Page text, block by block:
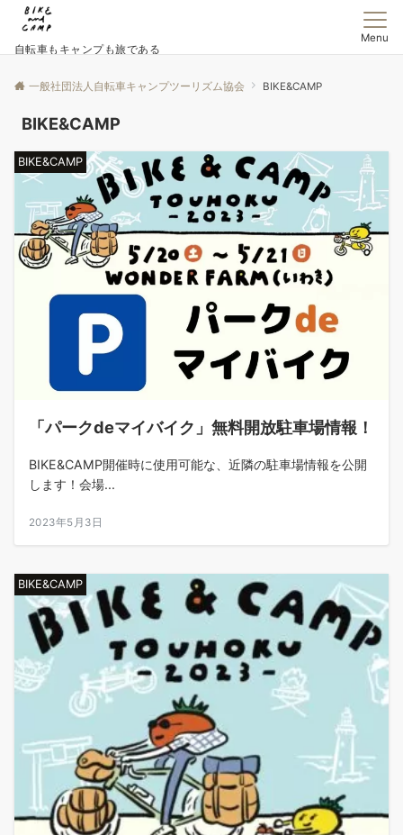
自転車もキャンプも旅である
Menu
一般社団法人自転車キャンプツーリズム協会 BIKE&CAMP
BIKE&CAMP
BIKE&CAMP
「パークdeマイバイク」無料開放駐車場情報！
BIKE&CAMP開催時に使用可能な、近隣の駐車場情報を公開
します！会場...
2023年5月3日
BIKE&CAMP